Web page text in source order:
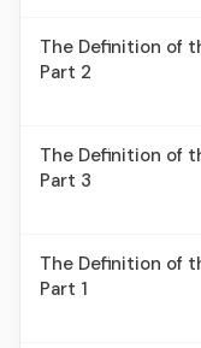
The Definition of
Part 2
The Definition of
Part 3
The Definition of
Part 1